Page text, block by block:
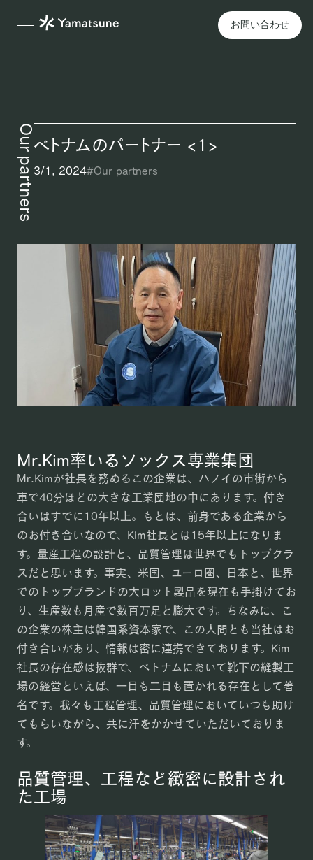
お問い合わせ
Our partners ベトナムのパートナー <1>
3/1, 2024#Our partners
Mr.Kim率いるソックス専業集団
Mr.Kimが社長を務めるこの企業は、ハノイの市街から
車で40分ほどの大きな工業団地の中にあります。付き
合いはすでに10年以上。もとは、前身である企業から
のお付き合いなので、Kim社長とは15年以上になりま
す。量産工程の設計と、品質管理は世界でもトップクラ
スだと思います。事実、米国、ユーロ圏、日本と、世界
でのトップブランドの大ロット製品を現在も手掛けてお
り、生産数も月産で数百万足と膨大です。ちなみに、こ
の企業の株主は韓国系資本家で、この人間とも当社はお
付き合いがあり、情報は密に連携できております。Kim
社長の存在感は抜群で、ベトナムにおいて靴下の縫製工
場の経営といえば、一目も二目も置かれる存在として著
名です。我々も工程管理、品質管理においていつも助け
てもらいながら、共に汗をかかせていただいておりま
す。
品質管理、工程など緻密に設計され
た工場